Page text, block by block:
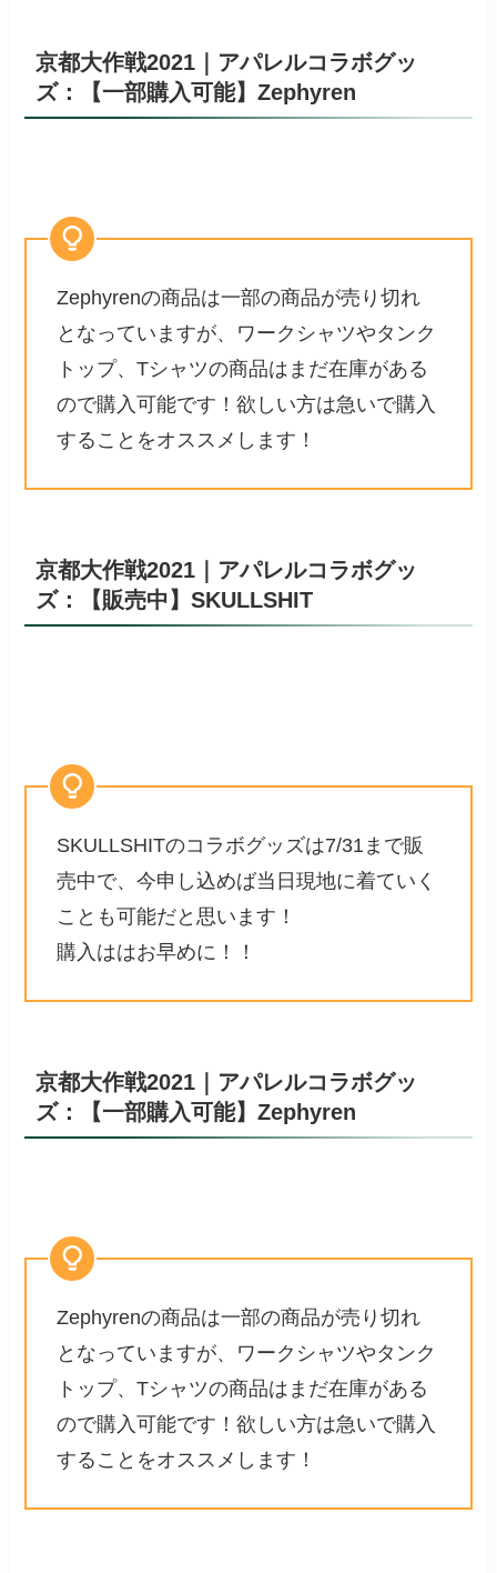
京都大作戦2021｜アパレルコラボグッ
ズ：【一部購入可能】Zephyren
Zephyrenの商品は一部の商品が売り切れ
となっていますが、ワークシャツやタンク
トップ、Tシャツの商品はまだ在庫がある
ので購入可能です！欲しい方は急いで購入
することをオススメします！
京都大作戦2021｜アパレルコラボグッ
ズ：【販売中】SKULLSHIT
SKULLSHITのコラボグッズは7/31まで販
売中で、今申し込めば当日現地に着ていく
ことも可能だと思います！
購入ははお早めに！！
京都大作戦2021｜アパレルコラボグッ
ズ：【一部購入可能】Zephyren
Zephyrenの商品は一部の商品が売り切れ
となっていますが、ワークシャツやタンク
トップ、Tシャツの商品はまだ在庫がある
ので購入可能です！欲しい方は急いで購入
することをオススメします！